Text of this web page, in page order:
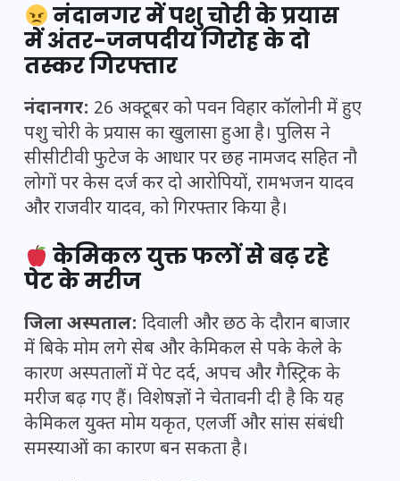
नंदानगर में पशु चोरी के प्रयास
में अंतर-जनपदीय गिरोह के दो
तस्कर गिरफ्तार
नंदानगर: 26 अक्टूबर को पवन विहार कॉलोनी में हुए
पशु चोरी के प्रयास का खुलासा हुआ है। पुलिस ने
सीसीटीवी फुटेज के आधार पर छह नामजद सहित नौ
लोगों पर केस दर्ज कर दो आरोपियों, रामभजन यादव
और राजवीर यादव, को गिरफ्तार किया है।
केमिकल युक्त फलों से बढ़ रहे
पेट के मरीज
जिला अस्पताल: दिवाली और छठ के दौरान बाजार
में बिके मोम लगे सेब और केमिकल से पके केले के
कारण अस्पतालों में पेट दर्द, अपच और गैस्ट्रिक के
मरीज बढ़ गए हैं। विशेषज्ञों ने चेतावनी दी है कि यह
केमिकल युक्त मोम यकृत, एलर्जी और सांस संबंधी
समस्याओं का कारण बन सकता है।